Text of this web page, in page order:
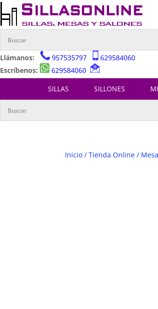
Llámanos: 957535797
629584060
Escríbenos:
629584060
SILLAS SILLONES
Inicio /Tienda Online /